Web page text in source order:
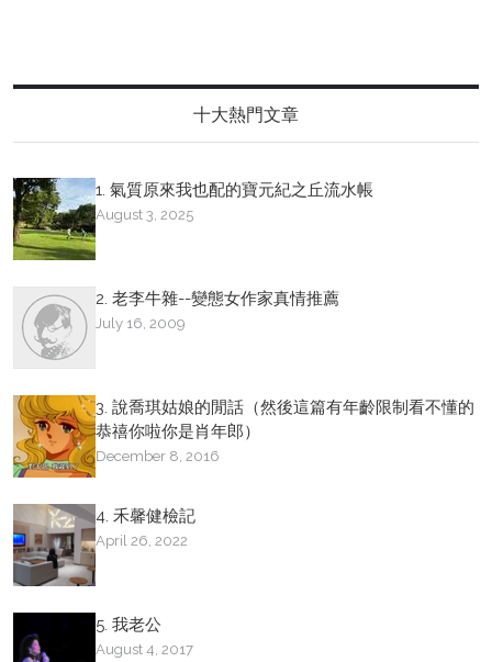
十大熱門文章
1. 氣質原來我也配的寶元紀之丘流水帳
August 3, 2025
2. 老李牛雜--變態女作家真情推薦
July 16, 2009
3. 說喬琪姑娘的閒話（然後這篇有年齡限制看不懂的
恭禧你啦你是肖年郎）
December 8, 2016
4. 禾馨健檢記
April 26, 2022
5. 我老公
August 4, 2017